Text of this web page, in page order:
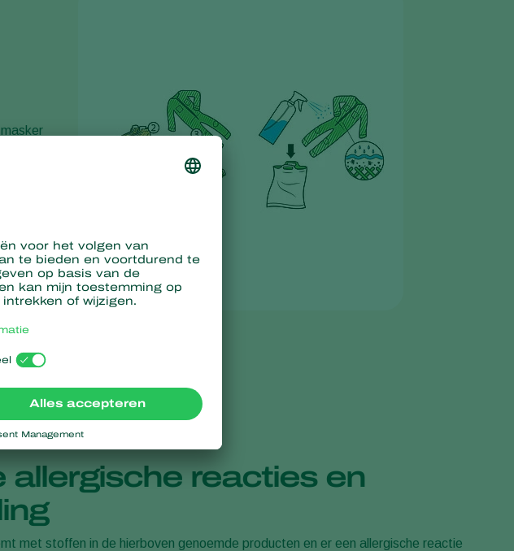
om
ze dan
allergische reacties en
met stoffen in de hierboven genoemde producten en er een allergische reactie